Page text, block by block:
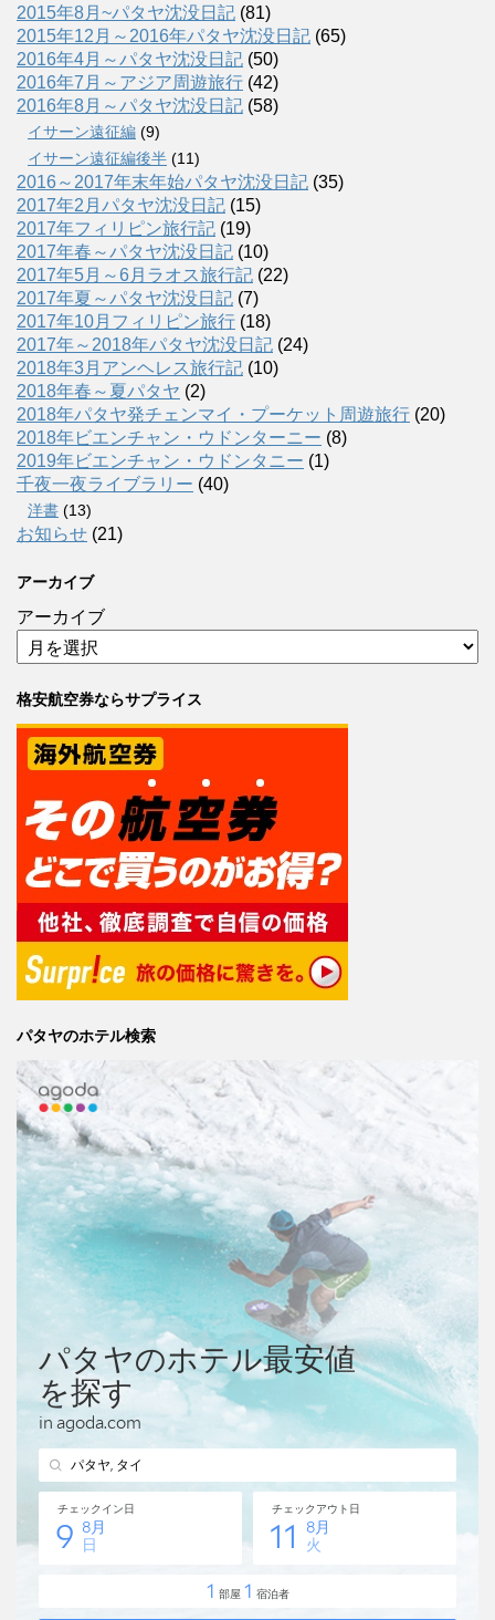
2015年8月~パタヤ沈没日記 (81)
2015年12月～2016年パタヤ沈没日記 (65)
2016年4月～パタヤ沈没日記 (50)
2016年7月～アジア周遊旅行 (42)
2016年8月～パタヤ沈没日記 (58)
イサーン遠征編 (9)
イサーン遠征編後半 (11)
2016～2017年末年始パタヤ沈没日記 (35)
2017年2月パタヤ沈没日記 (15)
2017年フィリピン旅行記 (19)
2017年春～パタヤ沈没日記 (10)
2017年5月～6月ラオス旅行記 (22)
2017年夏～パタヤ沈没日記 (7)
2017年10月フィリピン旅行 (18)
2017年～2018年パタヤ沈没日記 (24)
2018年3月アンヘレス旅行記 (10)
2018年春～夏パタヤ (2)
2018年パタヤ発チェンマイ・プーケット周遊旅行 (20)
2018年ビエンチャン・ウドンターニー (8)
2019年ビエンチャン・ウドンタニー (1)
千夜一夜ライブラリー (40)
洋書 (13)
お知らせ (21)
アーカイブ
アーカイブ
格安航空券ならサプライス
パタヤのホテル検索